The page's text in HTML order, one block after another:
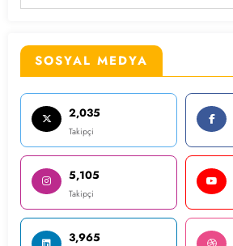
SOSYAL MEDYA
2,035
Takipçi
5,105
Takipçi
3,965